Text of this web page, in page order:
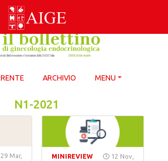
ARCHIVIO MENU
N1-2021
29 Mar,
MINIREVIEW
12 Nov,